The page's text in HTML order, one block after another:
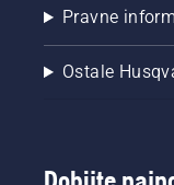
Pravne
Ostale